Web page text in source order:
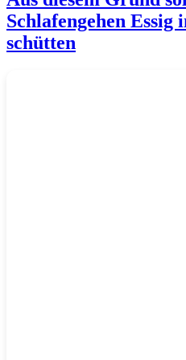
Schlafengehen Essig
schütten